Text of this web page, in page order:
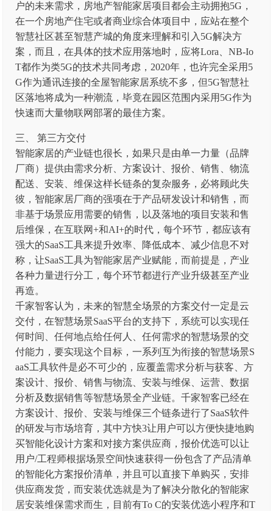
户的未来需求，房地产智能家居项目都会主动拥抱5G，
在一个房地产住宅或者商业综合体项目中，应站在整个
智慧社区甚至智慧产城的角度来理解和引入5G解决方
案，而且，在具体的技术应用落地时，应将Lora、NB-Io
T都作为类5G的技术共同考虑，2020年，也许完全采用5
G作为通讯连接的全屋智能家居系统不多，但5G智慧社
区落地将成为一种潮流，毕竟在园区范围内采用5G作为
快速而大量物联网部署的最佳方案。
三、 第三方交付
智能家居的产业链也很长，如果只是由单一力量（品牌
厂商）提供由需求分析、方案设计、报价、销售、物流
配送、安装、维保这样长链条的复杂服务，必将顾此失
彼，智能家居厂商的强项在于产品研发设计和销售，而
非基于场景应用需要的销售，以及落地的项目安装和售
后维保，在互联网+和AI+的时代，每个环节，都应该有
强大的SaaS工具来提升效率、降低成本、减少信息不对
称，让SaaS工具为智能家居产业赋能，而前提是，产业
各种力量进行分工，每个环节都进行产业升级甚至产业
再造。
千家智客认为，未来的智慧全场景的方案交付一定是云
交付，在智慧场景SaaS平台的支持下，系统可以实现任
何时间、任何地点给任何人、任何需求的智慧场景的交
付能力，要实现这个目标，一系列互为衔接的智慧场景S
aaS工具软件是必不可少的，应覆盖需求分析与获客、方
案设计、报价、销售与物流、安装与维保、运营、数据
分析及数据销售等智慧场景全产业链。千家智客已经在
方案设计、报价、安装与维保三个链条进行了SaaS软件
的研发与市场培育，其中方快3让用户可以方便快捷地购
买智能化设计方案和对接方案供应商，报价优选可以让
用户/工程师根据场景空间快速获得一份包含了产品清单
的智能化方案报价清单，并且可以直接下单购买，安排
供应商发货，而安装优选就是为了解决分散化的智能家
居安装维保需求而生，目前有To C的安装优选小程序和T